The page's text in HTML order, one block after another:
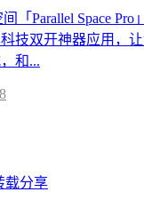
「Parallel Space Pro
技双开神器应用，
和...
载分享